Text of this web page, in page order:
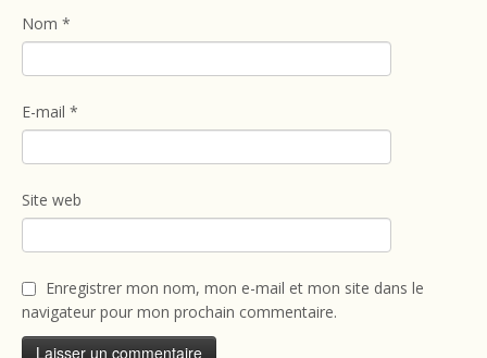
Nom *
E-mail *
Site web
Enregistrer mon nom, mon e-mail et mon site dans le
navigateur pour mon prochain commentaire.